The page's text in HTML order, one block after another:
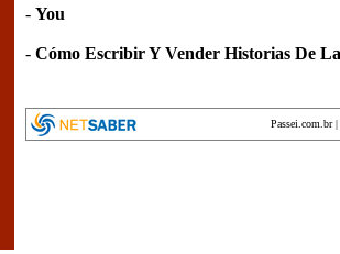
- You
- Cómo Escribir Y Vender Historias De
Passei.com.br|